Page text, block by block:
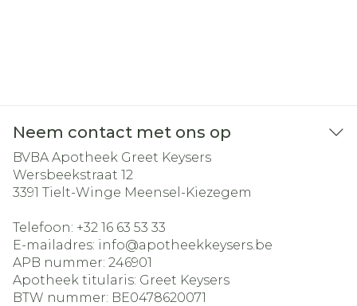
Neem contact met ons op
BVBA Apotheek Greet Keysers
Wersbeekstraat 12
3391 Tielt-Winge Meensel-Kiezegem
Telefoon: +32 16 63 53 33
E-mailadres: info@apotheekkeysers.be
APB nummer: 246901
Apotheek titularis: Greet Keysers
BTW nummer: BE0478620071